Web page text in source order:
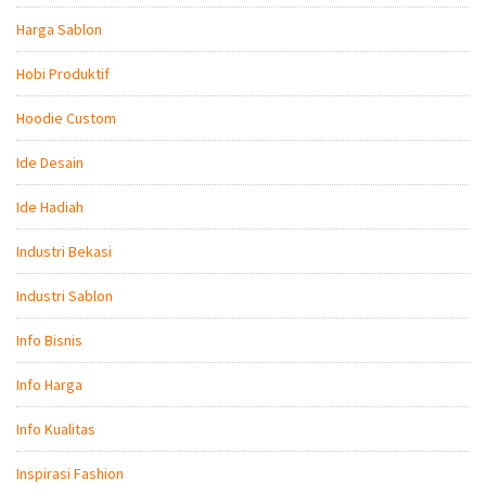
Harga Sablon
Hobi Produktif
Hoodie Custom
Ide Desain
Ide Hadiah
Industri Bekasi
Industri Sablon
Info Bisnis
Info Harga
Info Kualitas
Inspirasi Fashion